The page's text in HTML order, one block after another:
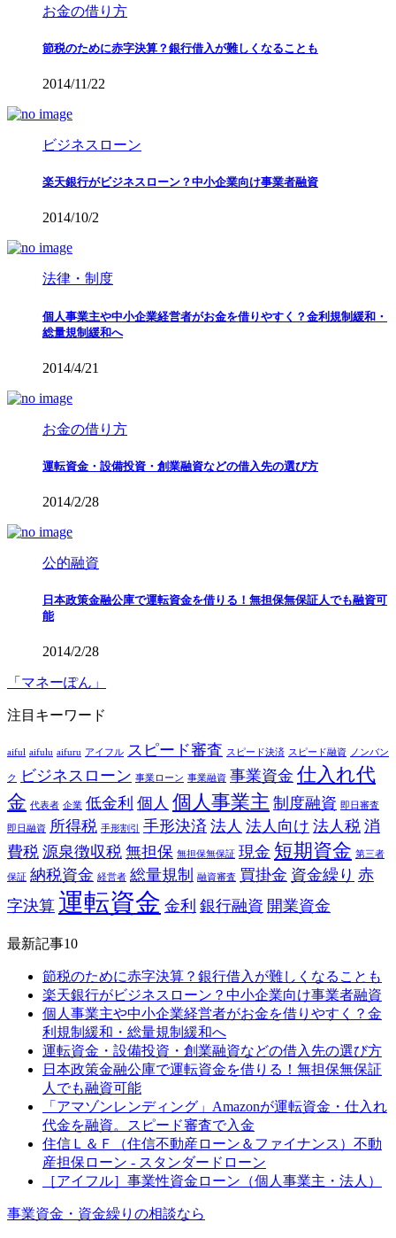
お金の借り方
節税のために赤字決算？銀行借入が難しくなることも
2014/11/22
ビジネスローン
楽天銀行がビジネスローン？中小企業向け事業者融資
2014/10/2
法律・制度
個人事業主や中小企業経営者がお金を借りやすく？金利規制緩和・
総量規制緩和へ
2014/4/21
お金の借り方
運転資金・設備投資・創業融資などの借入先の選び方
2014/2/28
公的融資
日本政策金融公庫で運転資金を借りる！無担保無保証人でも融資可
能
2014/2/28
「マネーぽん」
注目キーワード
aiful aifulu aifuru アイフル スピード審査 スピード決済 スピード融資 ノンバン
ク ビジネスローン 事業ローン 事業融資 事業資金 仕入れ代
金 代表者 企業 低金利 個人 個人事業主 制度融資 即日審査
即日融資 所得税 手形割引 手形決済 法人 法人向け 法人税 消
費税 源泉徴収税 無担保 無担保無保証 現金 短期資金 第三者
保証 納税資金 経営者 総量規制 融資審査 買掛金 資金繰り 赤
字決算 運転資金 金利 銀行融資 開業資金
最新記事10
節税のために赤字決算？銀行借入が難しくなることも
楽天銀行がビジネスローン？中小企業向け事業者融資
個人事業主や中小企業経営者がお金を借りやすく？金
利規制緩和・総量規制緩和へ
運転資金・設備投資・創業融資などの借入先の選び方
日本政策金融公庫で運転資金を借りる！無担保無保証
人でも融資可能
「アマゾンレンディング」Amazonが運転資金・仕入れ
代金を融資。スピード審査で入金
住信Ｌ＆Ｆ（住信不動産ローン＆ファイナンス）不動
産担保ローン - スタンダードローン
［アイフル］事業性資金ローン（個人事業主・法人）
事業資金・資金繰りの相談なら